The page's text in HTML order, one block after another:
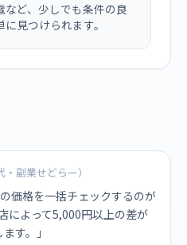
など、少しでも条件の良
見つけられます。
副業せどらー）
価格を一括チェックするのが
によって5,000円以上の差が
す。」